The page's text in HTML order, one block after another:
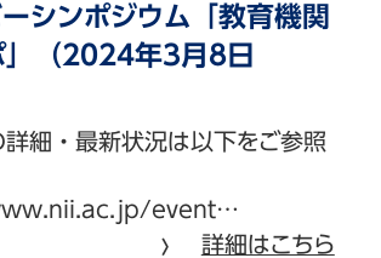
シンポジウム「教育機関
」（2024年3月8日
細・最新状況は以下をご参照
event…
詳細はこちら